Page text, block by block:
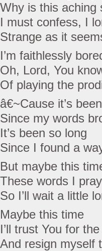
Why is this aching
I must confess, I
Strange as it
I’m faithlessly
Oh, Lord, You
Of playing the
â€~Cause it’s
Since my words
It’s been so long
Since I found a
But maybe this
These words I
So I’ll wait a little
Maybe this time
I’ll trust You for
And resign myself